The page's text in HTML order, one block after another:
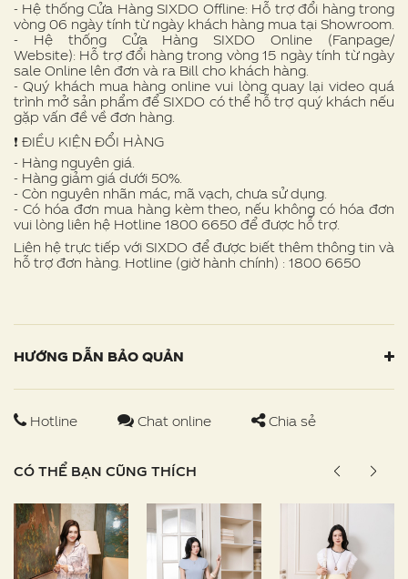
- Hệ thống Cửa Hàng SIXDO Offline: Hỗ trợ đổi hàng trong
vòng 06 ngày tính từ ngày khách hàng mua tại Showroom.
- Hệ thống Cửa Hàng SIXDO Online (Fanpage/
Website): Hỗ trợ đổi hàng trong vòng 15 ngày tính từ ngày
sale Online lên đơn và ra Bill cho khách hàng.
- Quý khách mua hàng online vui lòng quay lại video quá
trình mở sản phẩm để SIXDO có thể hỗ trợ quý khách nếu
gặp vấn đề về đơn hàng.
❗ ️ĐIỀU KIỆN ĐỔI HÀNG
- Hàng nguyên giá.
- Hàng giảm giá dưới 50%.
- Còn nguyên nhãn mác, mã vạch, chưa sử dụng.
- Có hóa đơn mua hàng kèm theo, nếu không có hóa đơn
vui lòng liên hệ Hotline 1800 6650 để được hỗ trợ.
Liên hệ trực tiếp với SIXDO để được biết thêm thông tin và
hỗ trợ đơn hàng. Hotline (giờ hành chính) : 1800 6650
HƯỚNG DẪN BẢO QUẢN
Hotline Chat online Chia sẻ
CÓ THỂ BẠN CŨNG THÍCH